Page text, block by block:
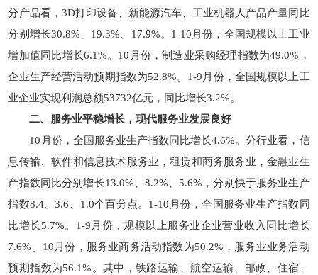
分产品看，3D打印设备、新能源汽车、工业机器人产品产量同比
分别增长30.8%、19.3%、17.9%。1-10月份，全国规模以上工业
增加值同比增长6.1%。10月份，制造业采购经理指数为49.0%，
企业生产经营活动预期指数为52.8%。1-9月份，全国规模以上工
业企业实现利润总额53732亿元，同比增长3.2%。
二、服务业平稳增长，现代服务业发展良好
10月份，全国服务业生产指数同比增长4.6%。分行业看，信
息传输、软件和信息技术服务业，租赁和商务服务业，金融业生
产指数同比分别增长13.0%、8.2%、5.6%，分别快于服务业生产
指数8.4、3.6、1.0个百分点。1-10月份，全国服务业生产指数同
比增长5.7%。1-9月份，规模以上服务业企业营业收入同比增长
7.6%。10月份，服务业商务活动指数为50.2%，服务业业务活动
预期指数为56.1%。其中，铁路运输、航空运输、邮政、住宿、